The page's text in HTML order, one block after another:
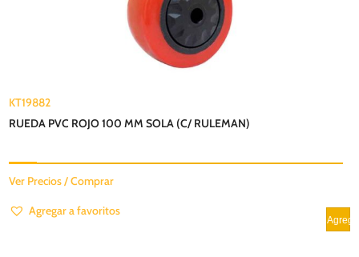
KT19882
RUEDA PVC ROJO 100 MM SOLA (C/ RULEMAN)
Ver Precios / Comprar
Agregar a favoritos